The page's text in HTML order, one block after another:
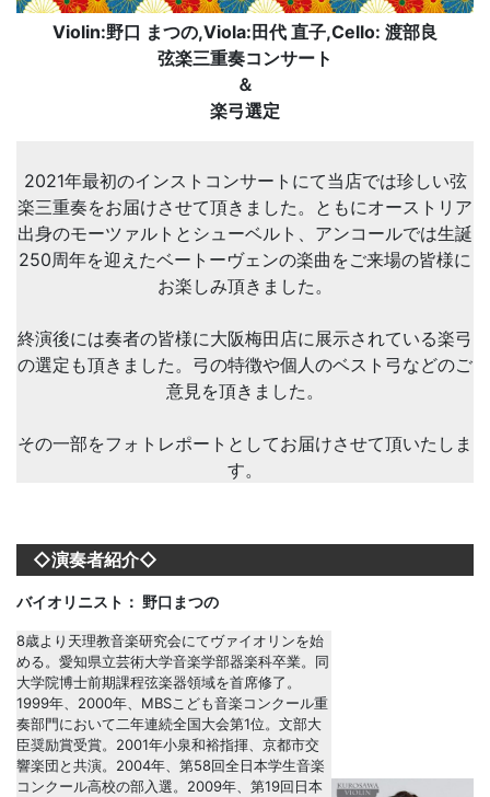
Violin:野口 まつの,Viola:田代 直子,Cello: 渡部良
弦楽三重奏コンサート
＆
楽弓選定
2021年最初のインストコンサートにて当店では珍しい弦
楽三重奏をお届けさせて頂きました。ともにオーストリア
出身のモーツァルトとシューベルト、アンコールでは生誕
250周年を迎えたベートーヴェンの楽曲をご来場の皆様に
お楽しみ頂きました。
終演後には奏者の皆様に大阪梅田店に展示されている楽弓
の選定も頂きました。弓の特徴や個人のベスト弓などのご
意見を頂きました。
その一部をフォトレポートとしてお届けさせて頂いたしま
す。
◇演奏者紹介◇
バイオリニスト： 野口まつの
8歳より天理教音楽研究会にてヴァイオリンを始
める。愛知県立芸術大学音楽学部器楽科卒業。同
大学院博士前期課程弦楽器領域を首席修了。
1999年、2000年、MBSこども音楽コンクール重
奏部門において二年連続全国大会第1位。文部大
臣奨励賞受賞。2001年小泉和裕指揮、京都市交
響楽団と共演。2004年、第58回全日本学生音楽
コンクール高校の部入選。2009年、第19回日本